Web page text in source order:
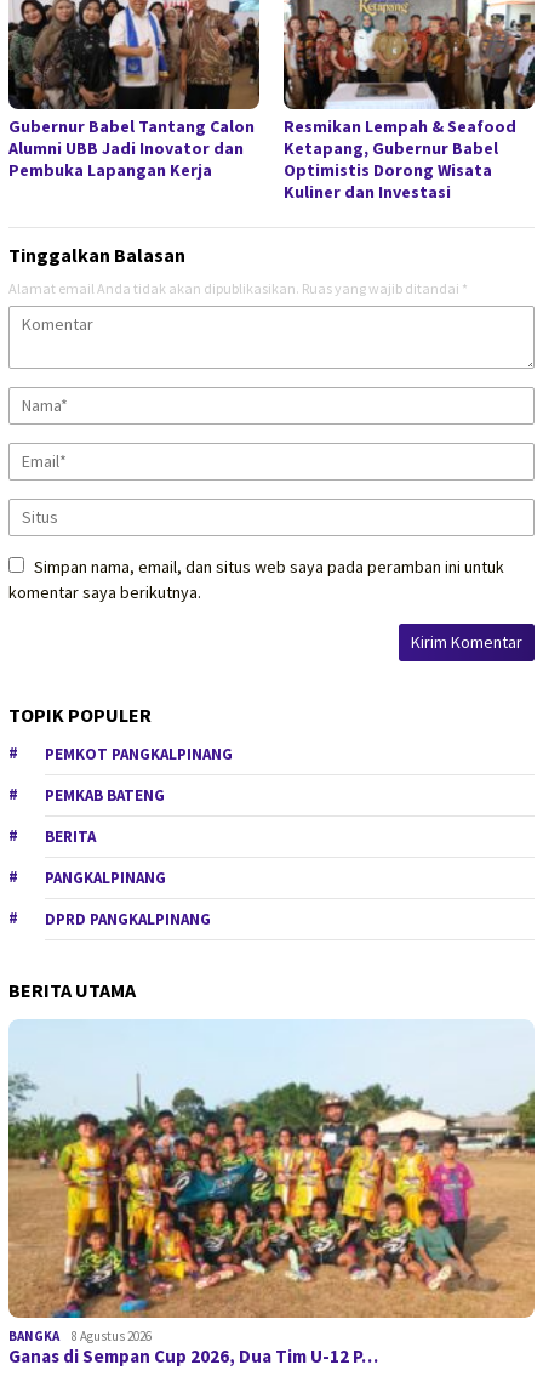
Gubernur Babel Tantang Calon
Alumni UBB Jadi Inovator dan
Pembuka Lapangan Kerja
Resmikan Lempah & Seafood
Ketapang, Gubernur Babel
Optimistis Dorong Wisata
Kuliner dan Investasi
Tinggalkan Balasan
Alamat email Anda tidak akan dipublikasikan. Ruas yang wajib ditandai *
Simpan nama, email, dan situs web saya pada peramban ini untuk
komentar saya berikutnya.
TOPIK POPULER
PEMKOT PANGKALPINANG
PEMKAB BATENG
BERITA
PANGKALPINANG
DPRD PANGKALPINANG
BERITA UTAMA
BANGKA 8 Agustus 2026
Ganas di Sempan Cup 2026, Dua Tim U-12 P…